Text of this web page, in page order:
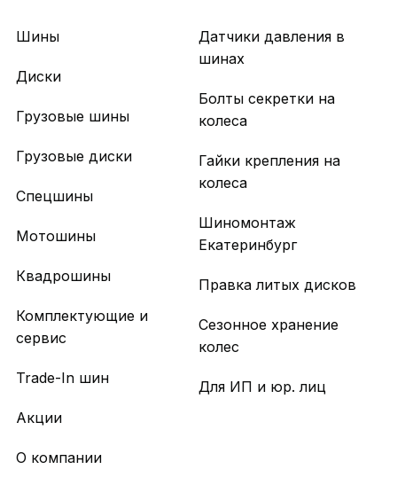
Шины
Диски
Грузовые шины
Грузовые диски
Спецшины
Мотошины
Квадрошины
Комплектующие и
сервис
Trade-In шин
Акции
Датчики давления в
шинах
Болты секретки на
колеса
Гайки крепления на
колеса
Шиномонтаж
Екатеринбург
Правка литых дисков
Сезонное хранение
колес
Для ИП и юр. лиц
О компании